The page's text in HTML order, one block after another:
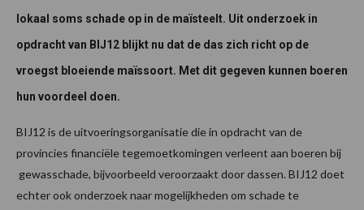
lokaal soms schade op in de maïsteelt. Uit onderzoek in
opdracht van BIJ12 blijkt nu dat de das zich richt op de
vroegst bloeiende maïssoort. Met dit gegeven kunnen boeren
hun voordeel doen.
BIJ12 is de uitvoeringsorganisatie die in opdracht van de
provincies financiële tegemoetkomingen verleent aan boeren bij
gewasschade, bijvoorbeeld veroorzaakt door dassen. BIJ12 doet
echter ook onderzoek naar mogelijkheden om schade te